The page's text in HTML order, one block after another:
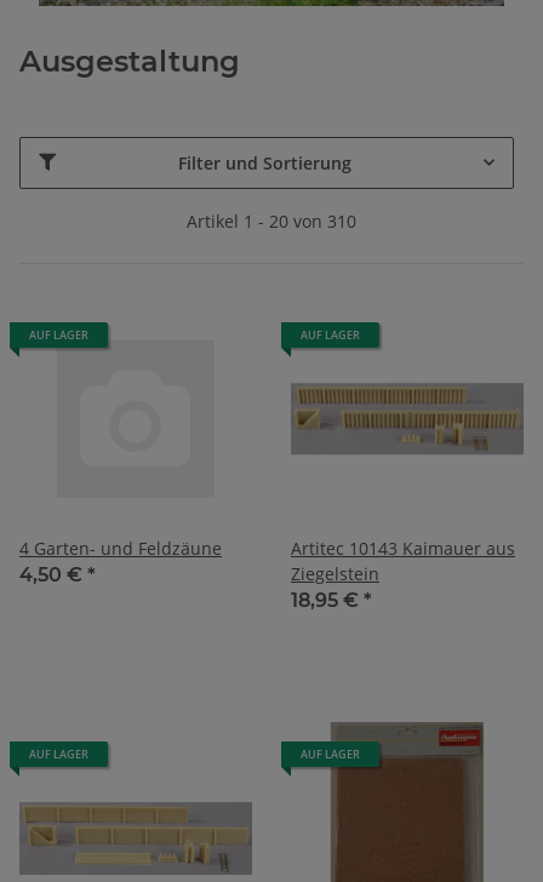
Ausgestaltung
Filter und Sortierung
Artikel 1 - 20 von 310
AUF LAGER
4 Garten- und Feldzäune
4,50 € *
AUF LAGER
Artitec 10143 Kaimauer aus
Ziegelstein
18,95 € *
AUF LAGER AUF LAGER